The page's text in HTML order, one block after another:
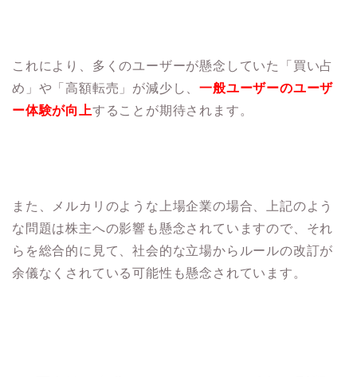
これにより、多くのユーザーが懸念していた「買い占
め」や「高額転売」が減少し、一般ユーザーのユーザ
ー体験が向上することが期待されます。
また、メルカリのような上場企業の場合、上記のよう
な問題は株主への影響も懸念されていますので、それ
らを総合的に見て、社会的な立場からルールの改訂が
余儀なくされている可能性も懸念されています。